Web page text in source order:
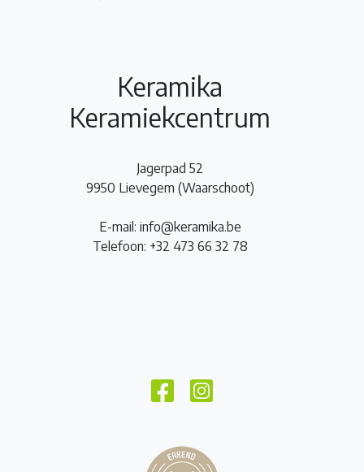
Keramika
Keramiekcentrum
Jagerpad 52
9950 Lievegem (Waarschoot)
E-mail: info@keramika.be
Telefoon: +32 473 66 32 78